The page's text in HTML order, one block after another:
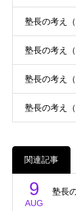
塾長の考え
塾長の考え
塾長の考え
塾長の考え
関連記事
9
AUG
塾長